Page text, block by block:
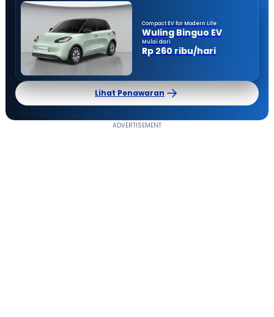
Compact EV for Modern Life
Wuling Binguo EV
Mulai dari
Rp 260 ribu/hari
Lihat Penawaran